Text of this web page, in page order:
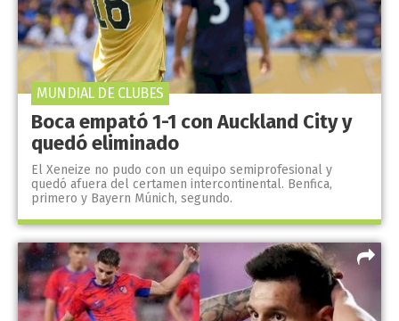
Boca empató 1-1 con Auckland City y
quedó eliminado
El Xeneize no pudo con un equipo semiprofesional y
quedó afuera del certamen intercontinental. Benfica,
primero y Bayern Múnich, segundo.
MUNDIAL DE CLUBES